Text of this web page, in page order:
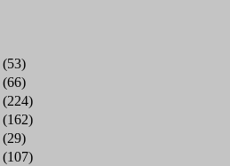
(53)
(66)
(224)
(162)
(29)
(107)